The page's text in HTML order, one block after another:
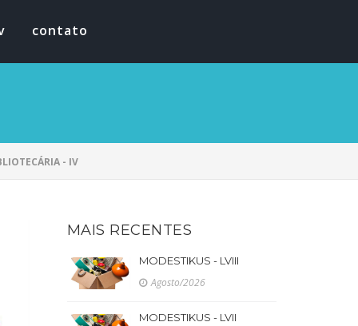
contato
- IV
MAIS RECENTES
MODESTIKUS - LVIII
Agosto/2026
MODESTIKUS - LVII